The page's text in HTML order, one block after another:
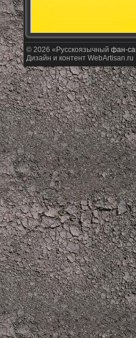
© 2026 «Русскоязычный фан-
Дизайн и контент WebArtisan.ru